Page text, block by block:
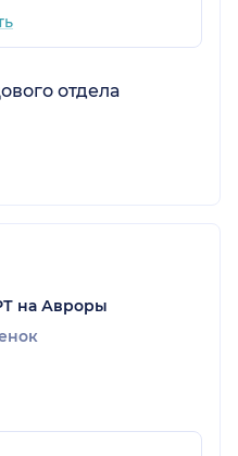
отдела
на Авроры